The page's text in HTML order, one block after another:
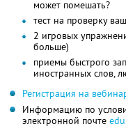
может помешать?
тест на проверку
2 игровых
больше)
приемы быстрого
иностранных слов,
Регистрация на
Информацию по
электронной почте